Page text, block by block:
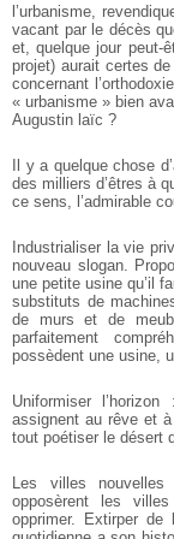
l’urbanisme,
vacant par le décès
et, quelque jour peut-
projet) aurait certes
concernant
« urbanisme » bien
Augustin laïc ?
Il y a quelque chose
des milliers d’êtres à
ce sens, l’admirable
Industrialiser la vie
nouveau slogan.
une petite usine qu’il
substituts de
de murs et de
parfaitement
possèdent une usine,
Uniformiser
assignent au rêve et
tout poétiser le désert
Les villes
opposèrent les villes
opprimer. Extirper